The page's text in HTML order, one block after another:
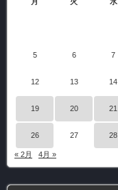
5 6 7
12 13 14
19 20 21
26 27 28
« 2月 4月 »